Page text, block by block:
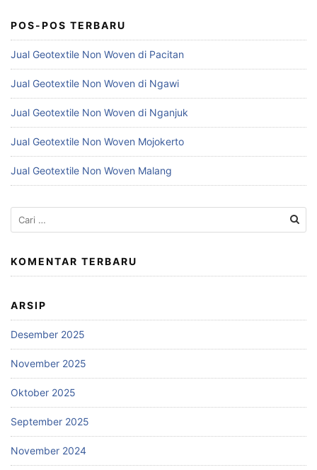
POS-POS TERBARU
Jual Geotextile Non Woven di Pacitan
Jual Geotextile Non Woven di Ngawi
Jual Geotextile Non Woven di Nganjuk
Jual Geotextile Non Woven Mojokerto
Jual Geotextile Non Woven Malang
Cari
untuk:
KOMENTAR TERBARU
ARSIP
Desember 2025
November 2025
Oktober 2025
September 2025
November 2024